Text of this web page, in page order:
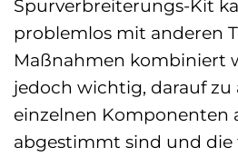
Spurverbreiterungs-Kit
problemlos mit anderen
Maßnahmen kombiniert
jedoch wichtig, darauf zu
einzelnen Komponenten
abgestimmt sind und die